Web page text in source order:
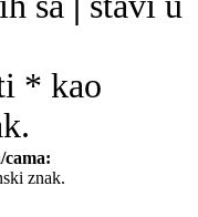
* kao
znak.